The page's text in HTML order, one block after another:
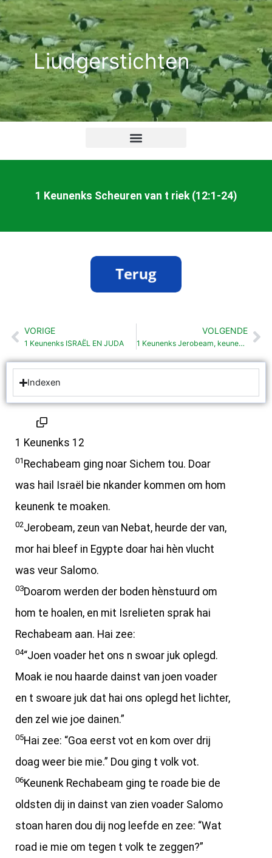
Ga
naar
de
inhoudLiudgerstichten
1 Keunenks Scheuren van t riek (12:1-24)
Vorige
VORIGE
1 Keunenks ISRAËL EN JUDA
VOLGENDE
1 Keunenks Jerobeam, keunenk van Israël (12:25-32)
Indexen
1 Keunenks 12
01 Rechabeam ging noar Sichem tou. Doar
was hail Israël bie nkander kommen om hom
keunenk te moaken.
02Jerobeam, zeun van Nebat, heurde der van,
mor hai bleef in Egypte doar hai hèn vlucht
was veur Salomo.
03Doarom werden der boden hènstuurd om
hom te hoalen, en mit Isrelieten sprak hai
Rechabeam aan. Hai zee:
04“Joen voader het ons n swoar juk oplegd.
Moak ie nou haarde dainst van joen voader
en t swoare juk dat hai ons oplegd het lichter,
den zel wie joe dainen.”
05Hai zee: “Goa eerst vot en kom over drij
doag weer bie mie.” Dou ging t volk vot.
06Keunenk Rechabeam ging te roade bie de
oldsten dij in dainst van zien voader Salomo
stoan haren dou dij nog leefde en zee: “Wat
road ie mie om tegen t volk te zeggen?”